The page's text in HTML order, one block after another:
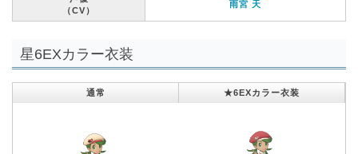
（CV）
雨宮 天
星6EXカラー衣装
通常 ★6EXカラー衣装